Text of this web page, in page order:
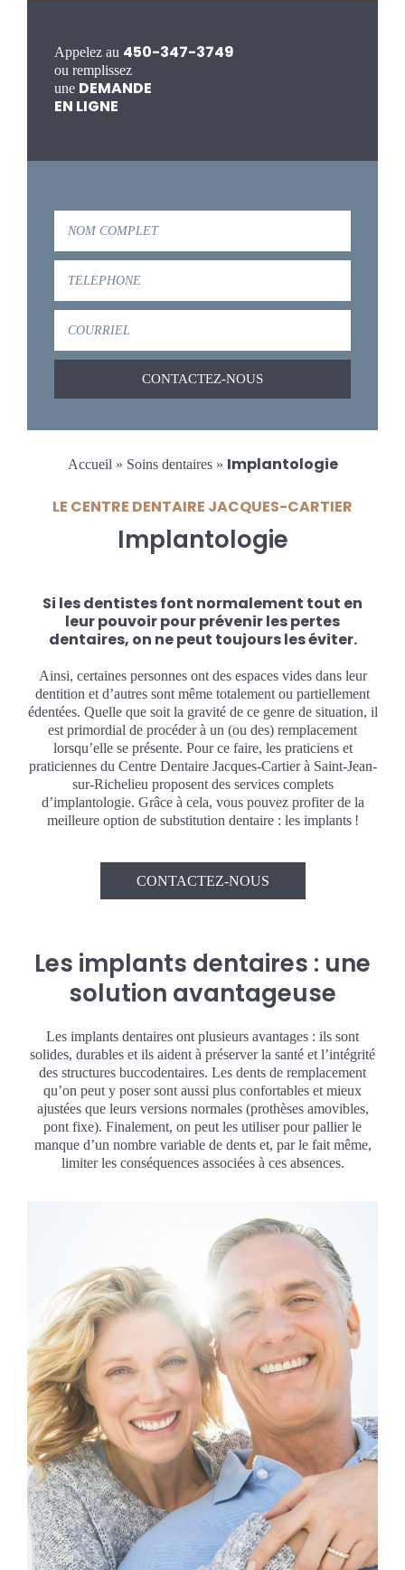
Appelez au 450-347-3749
ou remplissez
une DEMANDE
EN LIGNE
Accueil » Soins dentaires» Implantologie
LE CENTRE DENTAIRE JACQUES-CARTIER
Implantologie
Si les dentistes font normalement tout en
leur pouvoir pour prévenir les pertes
dentaires, on ne peut toujours les éviter.
Ainsi, certaines personnes ont des espaces vides dans leur
dentition et d’autres sont même totalement ou partiellement
édentées. Quelle que soit la gravité de ce genre de situation, il
est primordial de procéder à un (ou des) remplacement
lorsqu’elle se présente. Pour ce faire, les praticiens et
praticiennes du Centre Dentaire Jacques-Cartier à Saint-Jean-
sur-Richelieu proposent des services complets
d’implantologie. Grâce à cela, vous pouvez profiter de la
meilleure option de substitution dentaire : les implants !
CONTACTEZ-NOUS
Les implants dentaires : une
solution avantageuse
Les implants dentaires ont plusieurs avantages : ils sont
solides, durables et ils aident à préserver la santé et l’intégrité
des structures buccodentaires. Les dents de remplacement
qu’on peut y poser sont aussi plus confortables et mieux
ajustées que leurs versions normales (prothèses amovibles,
pont fixe). Finalement, on peut les utiliser pour pallier le
manque d’un nombre variable de dents et, par le fait même,
limiter les conséquences associées à ces absences.